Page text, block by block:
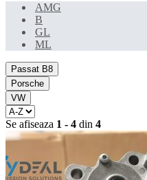
AMG
B
GL
ML
Passat B8
Porsche
VW
Se afiseaza 1 - 4 din 4